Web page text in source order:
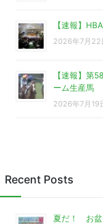
【速報】
2026年7月22
【速報】第
ーム生産馬
2026年7月19
Recent Posts
夏だ！ お盆